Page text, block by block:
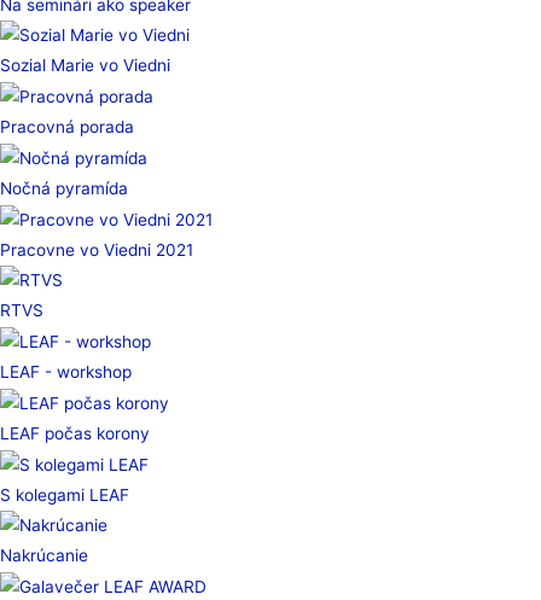
Na seminári ako speaker
Sozial Marie vo Viedni
Pracovná porada
Nočná pyramída
Pracovne vo Viedni 2021
RTVS
LEAF - workshop
LEAF počas korony
S kolegami LEAF
Nakrúcanie